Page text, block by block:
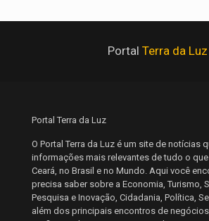
Portal Terra da Luz
Portal Terra da Luz
O Portal Terra da Luz é um site de notícias
informações mais relevantes de tudo o
Ceará, no Brasil e no Mundo. Aqui você
precisa saber sobre a Economia, Turismo,
Pesquisa e Inovação, Cidadania, Política,
além dos principais encontros de